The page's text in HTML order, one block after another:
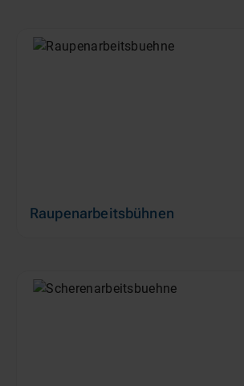
Raupenarbeitsbühnen